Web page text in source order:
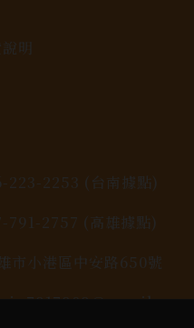
明
223-2253 (台南據點)
791-2757 (高雄據點)
市小港區中安路650號